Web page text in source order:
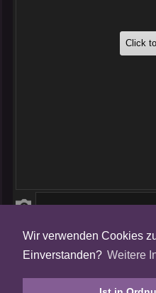
Wir verwenden Cookies
Einverstanden? Weitere
Folge
Tweets by AmalgamFansubs